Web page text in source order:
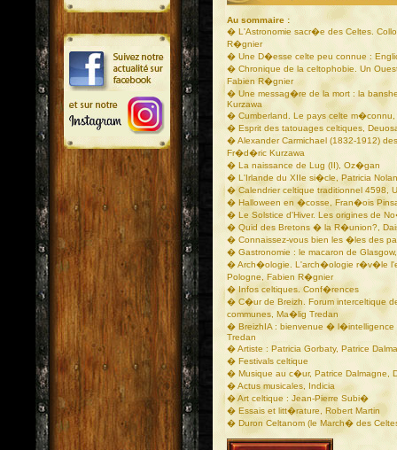
Au sommaire :
� L'Astronomie sacr�e des Celtes.
R�gnier
� Une D�esse celte peu connue :
� Chronique de la celtophobie. Un
Fabien R�gnier
� Une messag�re de la mort : la
Kurzawa
� Cumberland. Le pays celte
� Esprit des tatouages celtiques,
� Alexander Carmichael (1832-1912)
Fr�d�ric Kurzawa
� La naissance de Lug (II), Oz�gan
� L'Irlande du XIIe si�cle, Patricia Nolan
� Calendrier celtique traditionnel 4598,
� Halloween en �cosse, Fran�ois
� Le Solstice d'Hiver. Les origines de
� Quid des Bretons � la R�union?,
� Connaissez-vous bien les �les des
� Gastronomie : le macaron de
� Arch�ologie. L'arch�ologie r�v�le
Pologne, Fabien R�gnier
� Infos celtiques. Conf�rences
� C�ur de Breizh. Forum interceltique
communes, Ma�lig Tredan
� BreizhIA : bienvenue � l�intelligence
Tredan
� Artiste : Patricia Gorbaty, Patrice
� Festivals celtique
� Musique au c�ur, Patrice Dalmagne,
� Actus musicales, Indicia
� Art celtique : Jean-Pierre Subi�
� Essais et litt�rature, Robert Martin
� Duron Celtanom (le March� des